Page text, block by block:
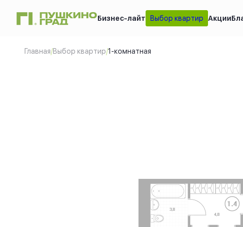
Бизнес-лайт Выбор квартир Акции
Главная/Выбор квартир/1-комнатная
1-комнатная